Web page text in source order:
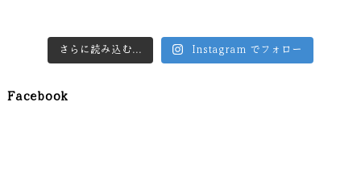
さらに読み込む... Instagram でフォロー
Facebook